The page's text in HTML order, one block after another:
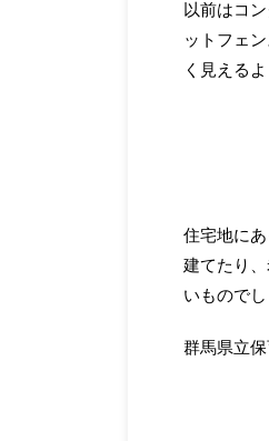
以前はコ
ットフェ
く見える
住宅地に
建てたり
いもので
群馬県立保